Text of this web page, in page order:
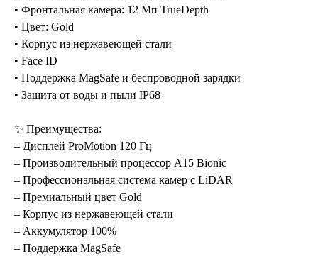
• Фронтальная камера: 12 Мп TrueDepth
• Цвет: Gold
• Корпус из нержавеющей стали
• Face ID
• Поддержка MagSafe и беспроводной зарядки
• Защита от воды и пыли IP68
✨ Преимущества:
– Дисплей ProMotion 120 Гц
– Производительный процессор A15 Bionic
– Профессиональная система камер с LiDAR
– Премиальный цвет Gold
– Корпус из нержавеющей стали
– Аккумулятор 100%
– Поддержка MagSafe